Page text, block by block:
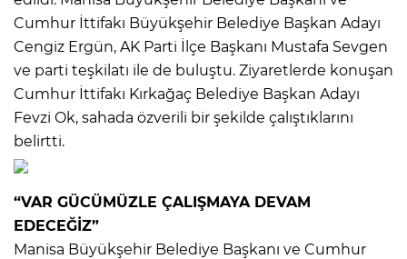
Cumhur İttifakı Büyükşehir Belediye Başkan Adayı
Cengiz Ergün, AK Parti İlçe Başkanı Mustafa Sevgen
ve parti teşkilatı ile de buluştu. Ziyaretlerde konuşan
Cumhur İttifakı Kırkağaç Belediye Başkan Adayı
Fevzi Ok, sahada özverili bir şekilde çalıştıklarını
belirtti.
“VAR GÜCÜMÜZLE ÇALIŞMAYA DEVAM
EDECEĞİZ”
Manisa Büyükşehir Belediye Başkanı ve Cumhur